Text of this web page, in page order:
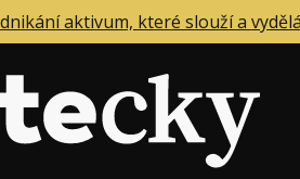
aktivum, které slouží a